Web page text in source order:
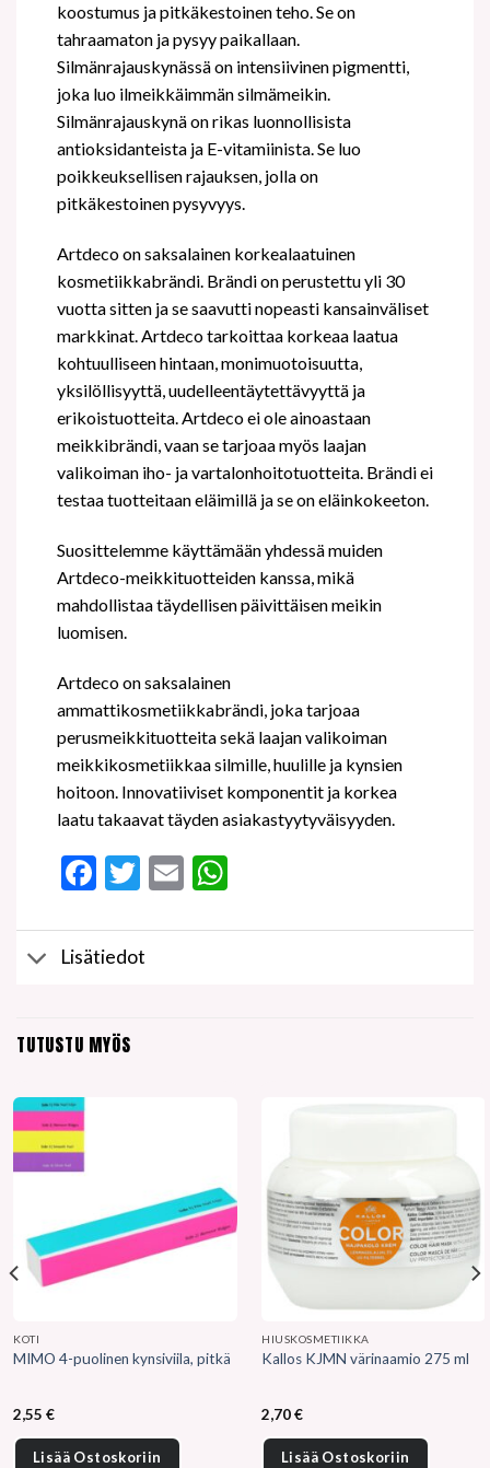
koostumus ja pitkäkestoinen teho. Se on
tahraamaton ja pysyy paikallaan.
Silmänrajauskynässä on intensiivinen pigmentti,
joka luo ilmeikkäimmän silmämeikin.
Silmänrajauskynä on rikas luonnollisista
antioksidanteista ja E-vitamiinista. Se luo
poikkeuksellisen rajauksen, jolla on
pitkäkestoinen pysyvyys.
Artdeco on saksalainen korkealaatuinen
kosmetiikkabrändi. Brändi on perustettu yli 30
vuotta sitten ja se saavutti nopeasti kansainväliset
markkinat. Artdeco tarkoittaa korkeaa laatua
kohtuulliseen hintaan, monimuotoisuutta,
yksilöllisyyttä, uudelleentäytettävyyttä ja
erikoistuotteita. Artdeco ei ole ainoastaan
meikkibrändi, vaan se tarjoaa myös laajan
valikoiman iho- ja vartalonhoitotuotteita. Brändi ei
testaa tuotteitaan eläimillä ja se on eläinkokeeton.
Suosittelemme käyttämään yhdessä muiden
Artdeco-meikkituotteiden kanssa, mikä
mahdollistaa täydellisen päivittäisen meikin
luomisen.
Artdeco on saksalainen
ammattikosmetiikkabrändi, joka tarjoaa
perusmeikkituotteita sekä laajan valikoiman
meikkikosmetiikkaa silmille, huulille ja kynsien
hoitoon. Innovatiiviset komponentit ja korkea
laatu takaavat täyden asiakastyytyväisyyden.
Facebook
Twitter
EmailWhatsApp
Lisätiedot
TUTUSTU MYÖS
KOTI
MIMO 4-puolinen kynsiviila, pitkä
2,55€
Lisää Ostoskoriin
HIUSKOSMETIIKKA
Kallos KJMN värinaamio 275 ml
2,70€
Lisää Ostoskoriin